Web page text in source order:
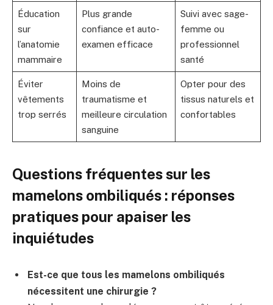
Éducation
sur
l’anatomie
mammaire
Plus grande
confiance et auto-
examen efficace
Suivi avec sage-
femme ou
professionnel
santé
Éviter
vêtements
trop serrés
Moins de
traumatisme et
meilleure circulation
sanguine
Opter pour des
tissus naturels et
confortables
Questions fréquentes sur les
mamelons ombiliqués : réponses
pratiques pour apaiser les
inquiétudes
Est-ce que tous les mamelons ombiliqués
nécessitent une chirurgie ?